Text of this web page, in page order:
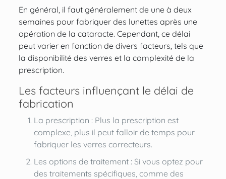
En général, il faut généralement de une à deux
semaines pour fabriquer des lunettes après une
opération de la cataracte. Cependant, ce délai
peut varier en fonction de divers facteurs, tels que
la disponibilité des verres et la complexité de la
prescription.
Les facteurs influençant le délai de
fabrication
La prescription : Plus la prescription est
complexe, plus il peut falloir de temps pour
fabriquer les verres correcteurs.
Les options de traitement : Si vous optez pour
des traitements spécifiques, comme des